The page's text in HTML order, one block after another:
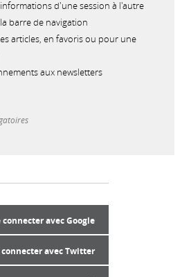
d'une session à l'autre
barre de navigation
articles, en favoris ou pour une
aux newsletters
connecter avec Google
connecter avec Twitter